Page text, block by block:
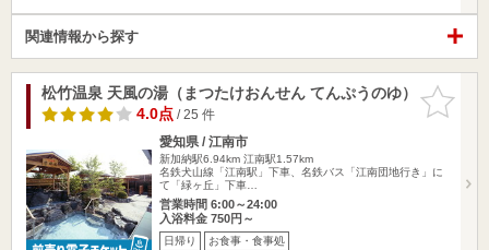
関連情報から探す
お気に入
りに追加
松竹温泉 天風の湯（まつたけおんせん てんぷうのゆ）
4.0点/ 25 件
愛知県 / 江南市
新加納駅6.94km 江南駅1.57km
名鉄犬山線「江南駅」下車、名鉄バス「江南団地行き」に
て「緑ヶ丘」下車…
営業時間 6:00～24:00
入浴料金 750円～
日帰り お食事・食事処